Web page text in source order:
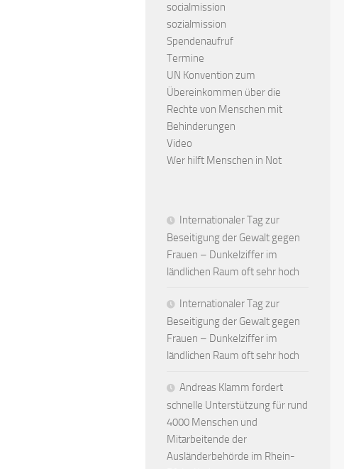
socialmission
sozialmission
Spendenaufruf
Termine
UN Konvention zum
Übereinkommen über die
Rechte von Menschen mit
Behinderungen
Video
Wer hilft Menschen in Not
Internationaler Tag zur
Beseitigung der Gewalt gegen
Frauen – Dunkelziffer im
ländlichen Raum oft sehr hoch
Internationaler Tag zur
Beseitigung der Gewalt gegen
Frauen – Dunkelziffer im
ländlichen Raum oft sehr hoch
Andreas Klamm fordert
schnelle Unterstützung für rund
4000 Menschen und
Mitarbeitende der
Ausländerbehörde im Rhein-